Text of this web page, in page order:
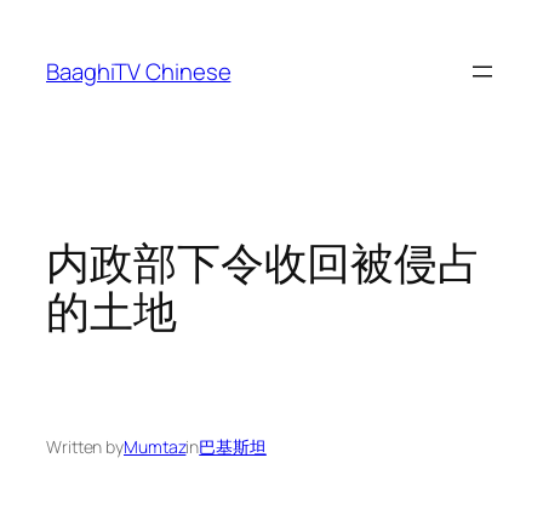
content
BaaghiTV Chinese
内政部下令收回被侵占
的土地
Written byMumtazin巴基斯坦